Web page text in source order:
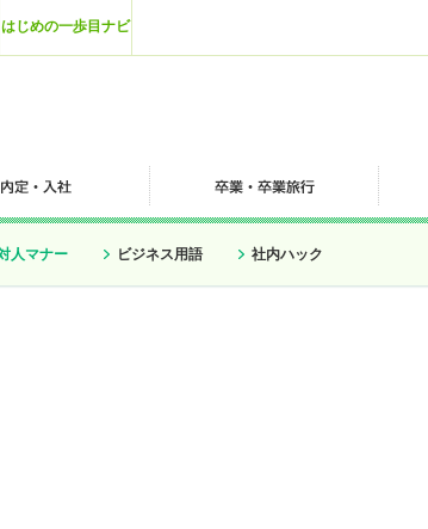
はじめの一歩目ナビ
人マナー ビジネス用語 社内ハック